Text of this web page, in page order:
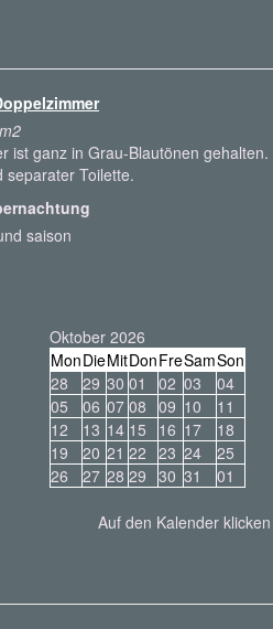
ist ganz in Grau-Blautönen
separater Toilette.
saison
Oktober 2026
MonDieMitDonFreSamSon
28
29 30 01 02 03
04
05
06 07 08 09 10
11
12
13 14 15 16 17
18
19
20 21 22 23 24
25
26
27 28 29 30 31 01
Auf den Kalender